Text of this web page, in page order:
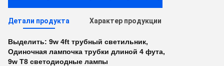
Детали продукта Характер продукции
Выделить: 9w 4ft трубный светильник,
Одиночная лампочка трубки длиной 4 фута,
9w T8 светодиодные лампы